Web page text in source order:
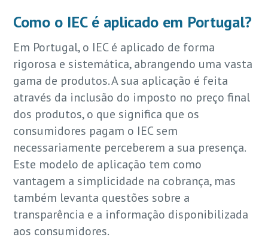
Como o IEC é aplicado em Portugal?
Em Portugal, o IEC é aplicado de forma
rigorosa e sistemática, abrangendo uma vasta
gama de produtos. A sua aplicação é feita
através da inclusão do imposto no preço final
dos produtos, o que significa que os
consumidores pagam o IEC sem
necessariamente perceberem a sua presença.
Este modelo de aplicação tem como
vantagem a simplicidade na cobrança, mas
também levanta questões sobre a
transparência e a informação disponibilizada
aos consumidores.